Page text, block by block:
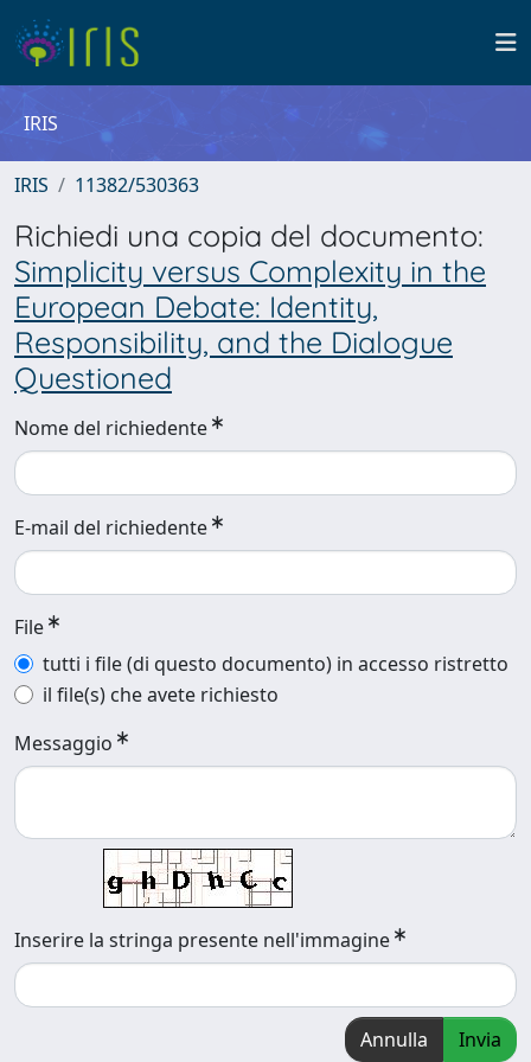
IRIS
IRIS 11382/530363
Richiedi una copia del documento:
Simplicity versus Complexity in the
European Debate: Identity,
Responsibility, and the Dialogue
Questioned
Nome del richiedente
E-mail del richiedente
File
tutti i file (di questo documento) in accesso ristretto
il file(s) che avete richiesto
Messaggio
Inserire la stringa presente nell'immagine
Annulla Invia